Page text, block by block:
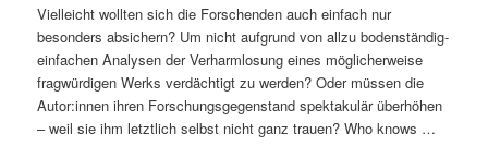
Vielleicht wollten sich die Forschenden auch einfach nur
besonders absichern? Um nicht aufgrund von allzu bodenständig-
einfachen Analysen der Verharmlosung eines möglicherweise
fragwürdigen Werks verdächtigt zu werden? Oder müssen die
Autor:innen ihren Forschungsgegenstand spektakulär überhöhen
– weil sie ihm letztlich selbst nicht ganz trauen? Who knows …